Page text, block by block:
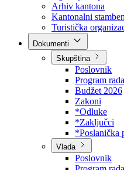
BPK šume
RTV BPK
Agencija za
Arhiv kantona
Kantonalni
Turistička
Skupština
Poslovnik
Program
Budžet 2026
Zakoni
*Odluke
*Zaključci
*Poslanička